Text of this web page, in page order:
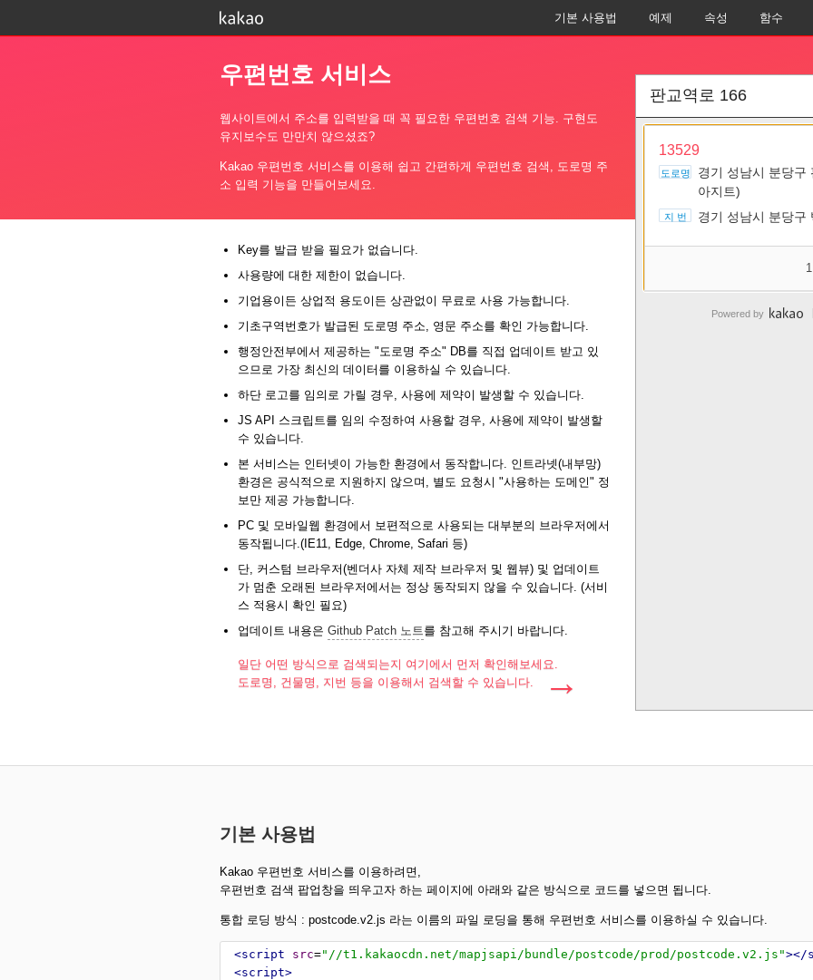
기본 사용법 예제 속성 함수
우편번호 서비스
웹사이트에서 주소를 입력받을 때 꼭 필요한 우편번호 검색 기능. 구현도
유지보수도 만만치 않으셨죠?
Kakao 우편번호 서비스를 이용해 쉽고 간편하게 우편번호 검색, 도로명 주
소 입력 기능을 만들어보세요.
Key를 발급 받을 필요가 없습니다.
사용량에 대한 제한이 없습니다.
기업용이든 상업적 용도이든 상관없이 무료로 사용 가능합니다.
기초구역번호가 발급된 도로명 주소, 영문 주소를 확인 가능합니다.
행정안전부에서 제공하는 "도로명 주소" DB를 직접 업데이트 받고 있
으므로 가장 최신의 데이터를 이용하실 수 있습니다.
하단 로고를 임의로 가릴 경우, 사용에 제약이 발생할 수 있습니다.
JS API 스크립트를 임의 수정하여 사용할 경우, 사용에 제약이 발생할
수 있습니다.
본 서비스는 인터넷이 가능한 환경에서 동작합니다. 인트라넷(내부망)
환경은 공식적으로 지원하지 않으며, 별도 요청시 "사용하는 도메인" 정
보만 제공 가능합니다.
PC 및 모바일웹 환경에서 보편적으로 사용되는 대부분의 브라우저에서
동작됩니다.(IE11, Edge, Chrome, Safari 등)
단, 커스텀 브라우저(벤더사 자체 제작 브라우저 및 웹뷰) 및 업데이트
가 멈춘 오래된 브라우저에서는 정상 동작되지 않을 수 있습니다. (서비
스 적용시 확인 필요)
업데이트 내용은 Github Patch 노트 를 참고해 주시기 바랍니다.
일단 어떤 방식으로 검색되는지 여기에서 먼저 확인해보세요.
도로명, 건물명, 지번 등을 이용해서 검색할 수 있습니다.
기본 사용법
Kakao 우편번호 서비스를 이용하려면,
우편번호 검색 팝업창을 띄우고자 하는 페이지에 아래와 같은 방식으로 코드를 넣으면 됩니다.
통합 로딩 방식 : postcode.v2.js 라는 이름의 파일 로딩을 통해 우편번호 서비스를 이용하실 수 있습니다.
<script src="//t1.kakaocdn.net/mapjsapi/bundle/postcode/prod/postcode.v2.js"></
<script>